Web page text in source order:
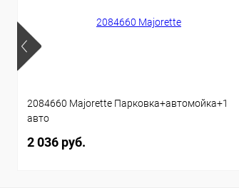
2084660 Majorette Парковка+автомойка+1
авто
2 036 руб.